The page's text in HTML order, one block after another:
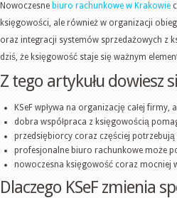
Nowoczesne biuro rachunkowe w Krakowie
księgowości, ale również w organizacji
oraz integracji systemów sprzedażowych z
dziś, że księgowość staje się ważnym
Z tego artykułu dowiesz
KSeF wpływa na organizację całej
dobra współpraca z księgowością
przedsiębiorcy coraz częściej
profesjonalne biuro rachunkowe może
nowoczesna księgowość coraz mocniej
Dlaczego KSeF zmienia